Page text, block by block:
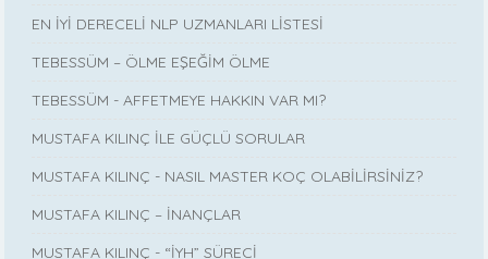
EN İYİ DERECELİ NLP UZMANLARI LİSTESİ
TEBESSÜM – ÖLME EŞEĞİM ÖLME
TEBESSÜM - AFFETMEYE HAKKIN VAR MI?
MUSTAFA KILINÇ İLE GÜÇLÜ SORULAR
MUSTAFA KILINÇ - NASIL MASTER KOÇ OLABİLİRSİNİZ?
MUSTAFA KILINÇ – İNANÇLAR
MUSTAFA KILINÇ - “İYH” SÜRECİ